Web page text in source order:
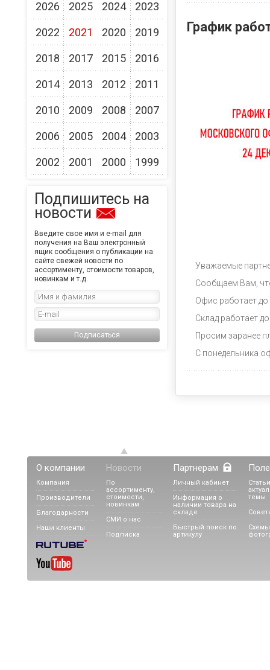
2026
2025 2024 2023
2022 2021 2020 2019
2018 2017 2015 2016
2014 2013 2012 2011
2010 2009 2008 2007
2006 2005 2004 2003
2002 2001 2000 1999
Подпишитесь на
новости
Введите свое имя и e-mail для
получения на Ваш электронный
ящик сообщения о публикации на
сайте свежей новости по
ассортименту, стоимости товаров,
новинкам и т.д.
Подписаться
График
Уважаемые
Сообщаем Вам,
Офис работает до
Склад работает
Просим заранее
С понедельника
О компании
Компания
Производители
Благодарности
Наши клиенты
Новости
По
ассортименту,
стоимости,
новинкам
СМИ о нас
Подписка
Партнерам
Личный кабинет
Информация о
наличии товара на
складе
Быстрый поиск по
артикулу
темы